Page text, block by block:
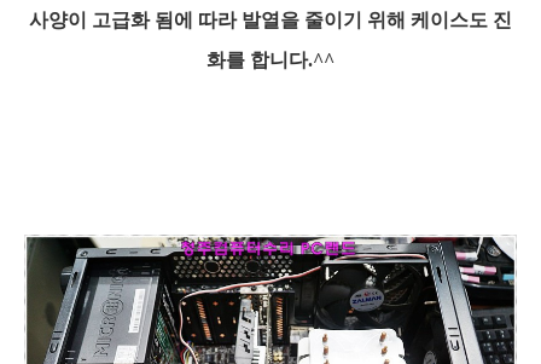
사양이 고급화 됨에 따라 발열을 줄이기 위해 케이스도 진
화를 합니다.^^